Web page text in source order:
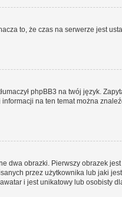
to, że czas na serwerze jest
phpBB3 na twój język.
na ten temat można
dwa obrazki. Pierwszy obrazek
przez użytkownika lub jaki
i jest unikatowy lub osobisty